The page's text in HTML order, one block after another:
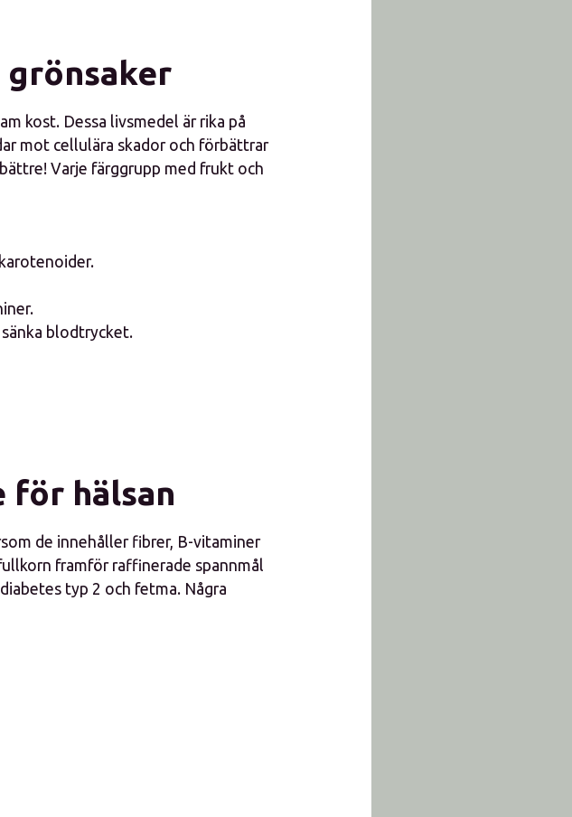
kost. Dessa livsmedel är rika på
mot cellulära skador och förbättrar
Varje färggrupp med frukt och
blodtrycket.
för hälsan
de innehåller fibrer, B-vitaminer
framför raffinerade spannmål
typ 2 och fetma. Några